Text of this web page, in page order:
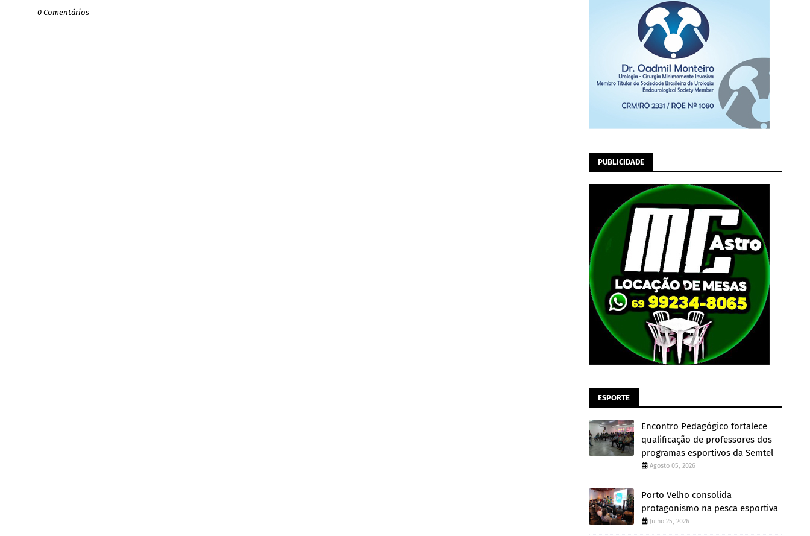
0 Comentários
PUBLICIDADE
ESPORTE
Encontro Pedagógico fortalece
qualificação de professores dos
programas esportivos da Semtel
Agosto 05, 2026
Porto Velho consolida
protagonismo na pesca esportiva
Julho 25, 2026